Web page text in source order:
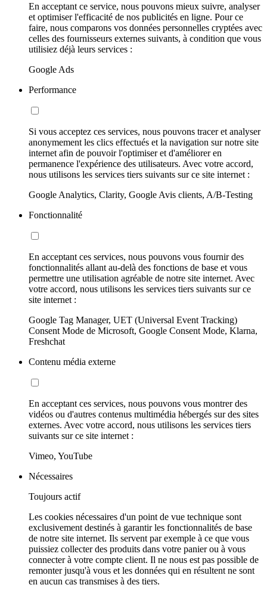
En acceptant ce service, nous pouvons mieux suivre, analyser
et optimiser l'efficacité de nos publicités en ligne. Pour ce
faire, nous comparons vos données personnelles cryptées avec
celles des fournisseurs externes suivants, à condition que vous
utilisiez déjà leurs services :
Google Ads
Performance
Si vous acceptez ces services, nous pouvons tracer et analyser
anonymement les clics effectués et la navigation sur notre site
internet afin de pouvoir l'optimiser et d'améliorer en
permanence l'expérience des utilisateurs. Avec votre accord,
nous utilisons les services tiers suivants sur ce site internet :
Google Analytics, Clarity, Google Avis clients, A/B-Testing
Fonctionnalité
En acceptant ces services, nous pouvons vous fournir des
fonctionnalités allant au-delà des fonctions de base et vous
permettre une utilisation agréable de notre site internet. Avec
votre accord, nous utilisons les services tiers suivants sur ce
site internet :
Google Tag Manager, UET (Universal Event Tracking)
Consent Mode de Microsoft, Google Consent Mode, Klarna,
Freshchat
Contenu média externe
En acceptant ces services, nous pouvons vous montrer des
vidéos ou d'autres contenus multimédia hébergés sur des sites
externes. Avec votre accord, nous utilisons les services tiers
suivants sur ce site internet :
Vimeo, YouTube
Nécessaires
Toujours actif
Les cookies nécessaires d'un point de vue technique sont
exclusivement destinés à garantir les fonctionnalités de base
de notre site internet. Ils servent par exemple à ce que vous
puissiez collecter des produits dans votre panier ou à vous
connecter à votre compte client. Il ne nous est pas possible de
remonter jusqu'à vous et les données qui en résultent ne sont
en aucun cas transmises à des tiers.